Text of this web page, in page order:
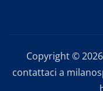
Copyright ©
contattaci a